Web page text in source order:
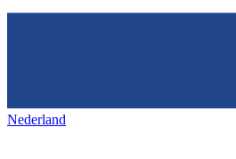
Nederland